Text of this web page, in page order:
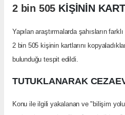
2 bin 505 KİŞİNİN
Yapılan araştırmalarda şahısların
2 bin 505 kişinin kartlarını
bulunduğu tespit edildi.
TUTUKLANARAK
Konu ile ilgili yakalanan ve "bilişim